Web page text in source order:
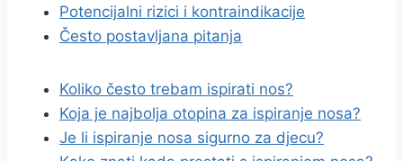
Potencijalni rizici i kontraindikacije
Često postavljana pitanja
Koliko često trebam ispirati nos?
Koja je najbolja otopina za ispiranje nosa?
Je li ispiranje nosa sigurno za djecu?